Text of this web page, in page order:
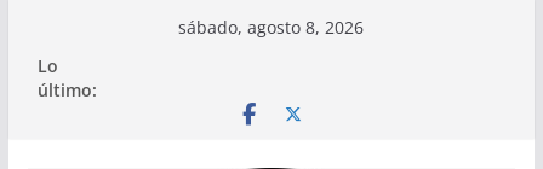
contenido
sábado, agosto 8, 2026
Lo
último: